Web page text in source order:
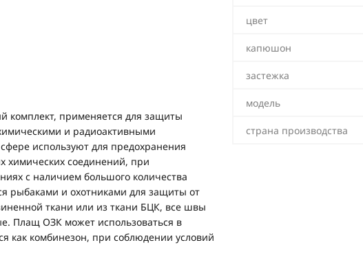
цвет
капюшон
застежка
модель
страна производства
комплект, применяется для защиты
и радиоактивными
используют для предохранения
химических соединений, при
с наличием большого количества
рыбаками и охотниками для защиты от
ткани или из ткани БЦК, все швы
Плащ ОЗК может использоваться в
как комбинезон, при соблюдении условий